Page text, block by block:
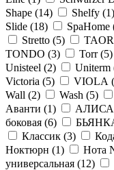
Shape (14) Shelfy (1)
Slide (18) SpaHome
Stretto (5)
TONDO (3) Torr (5)
Unisteel (2) Uniterm
Victoria (5) VIOLA (
Wall (2) Wash (5)
Аванти (1) АЛИСА
боковая (6)
Классик (3)
Ноктюрн (1) Нота
универсальная (12)